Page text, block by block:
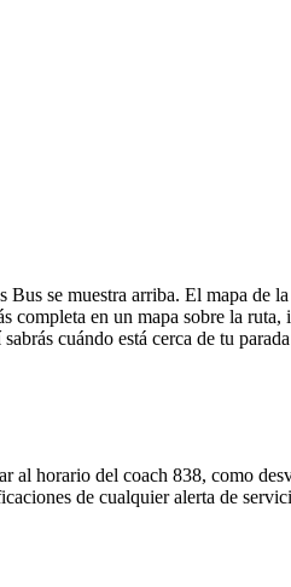
se muestra arriba. El mapa de
completa en un mapa sobre la ruta,
cuándo está cerca de tu
horario del coach 838, como
de cualquier alerta de